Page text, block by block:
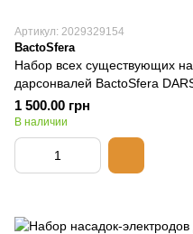
Артикул: 2029329154
BactoSfera
Набор всех существующих
дарсонвалей BactoSfera
1 500.00 грн
В наличии